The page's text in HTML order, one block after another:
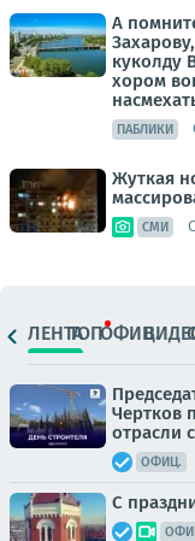
А
куколду
хором
ПАБЛИКИ
Жуткая
СМИ
ЛЕНТАТОПОФИЦ.
Чертков
отрасли
ОФИЦ.
С